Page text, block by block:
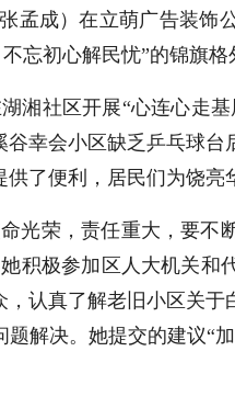
张孟成）在立萌广告装
忘初心解民忧”的锦旗格
湘社区开展“心连心走
幸会小区缺乏乒乓球
了便利，居民们为饶亮
光荣，责任重大，要不
积极参加区人大机关和
认真了解老旧小区关
解决。她提交的建议“